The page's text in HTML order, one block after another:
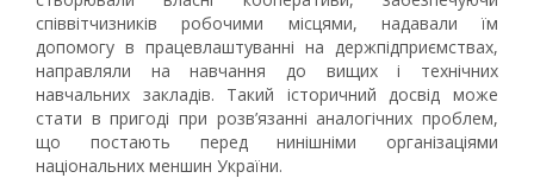
співвітчизників робочими місцями, надавали їм
допомогу в працевлаштуванні на держпідприємствах,
направляли на навчання до вищих і технічних
навчальних закладів. Такий історичний досвід може
стати в пригоді при розв’язанні аналогічних проблем,
що постають перед нинішніми організаціями
національних меншин України.